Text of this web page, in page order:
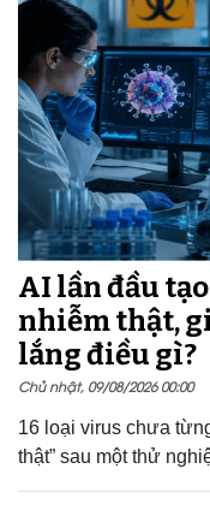
AI lần đầu
nhiễm thật,
lắng điều gì?
Chủ nhật, 09/08/2026 00:00
16 loại virus chưa
thật” sau một thử